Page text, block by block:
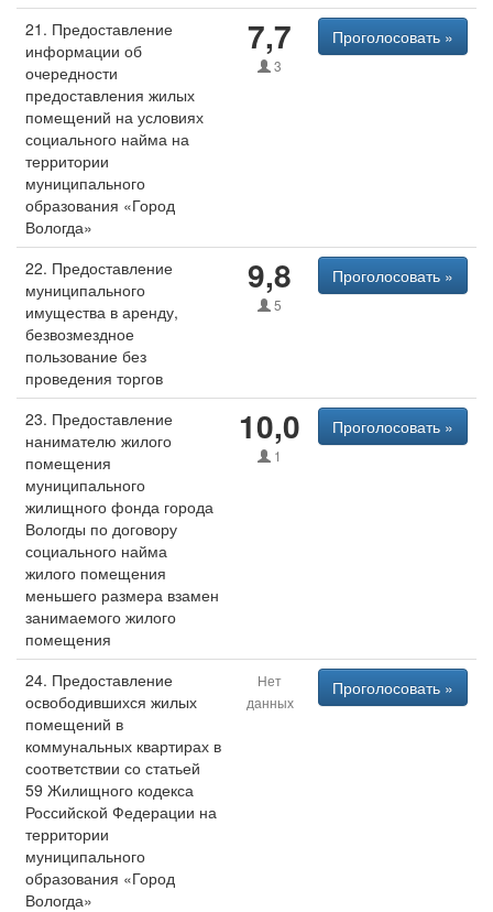
21. Предоставление
информации об
очередности
предоставления жилых
помещений на условиях
социального найма на
территории
муниципального
образования «Город
Вологда»
7,7
3
Проголосовать »
22. Предоставление
муниципального
имущества в аренду,
безвозмездное
пользование без
проведения торгов
9,8
5
Проголосовать »
23. Предоставление
нанимателю жилого
помещения
муниципального
жилищного фонда города
Вологды по договору
социального найма
жилого помещения
меньшего размера взамен
занимаемого жилого
помещения
10,0
1
Проголосовать »
24. Предоставление
освободившихся жилых
помещений в
коммунальных квартирах в
соответствии со статьей
59 Жилищного кодекса
Российской Федерации на
территории
муниципального
образования «Город
Вологда»
Нет
данных
Проголосовать »